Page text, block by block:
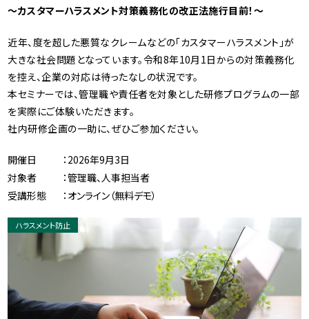
ハラスメント防止
～カスタマーハラスメント対策義務化の改正法施行目前！～
近年、度を超した悪質なクレームなどの「カスタマーハラスメント」が
大きな社会問題となっています。令和8年10月1日からの対策義務化
を控え、企業の対応は待ったなしの状況です。
本セミナーでは、管理職や責任者を対象とした研修プログラムの一部
を実際にご体験いただきます。
社内研修企画の一助に、ぜひご参加ください。
開催日
：2026年9月3日
対象者
：管理職、人事担当者
受講形態
：オンライン（無料デモ）